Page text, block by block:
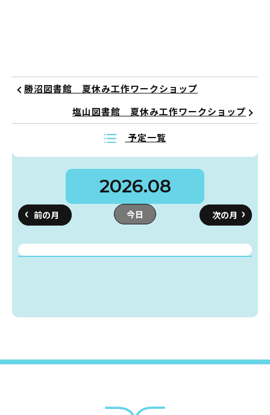
今日
2026.08
勝沼図書館 夏休み工作ワークショップ
塩山図書館 夏休み工作ワークショップ
予定一覧
利用案内
申請書ダウンロード
インターネットサービス
蔵書検索・マイページ
キャラクター